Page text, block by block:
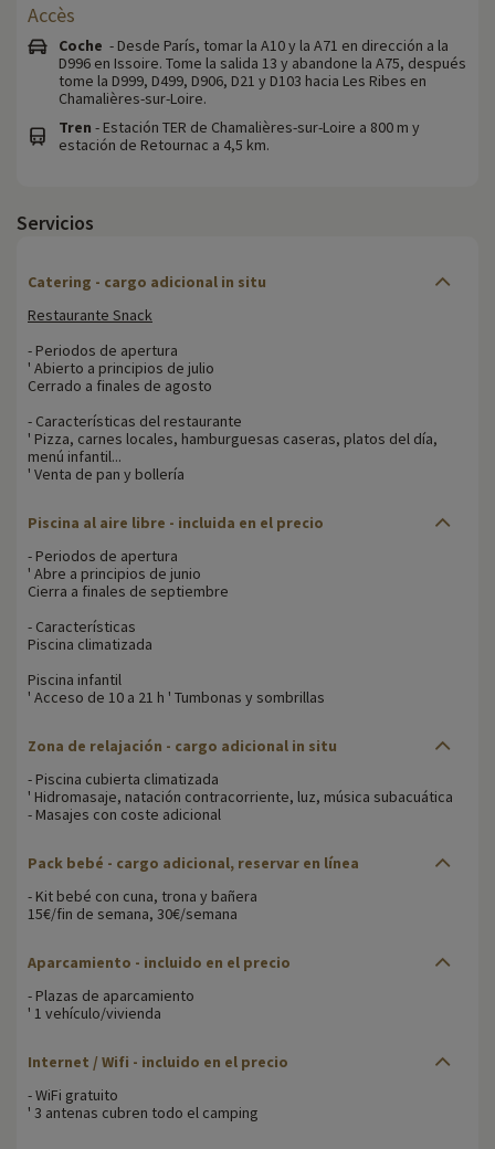
Accès
Coche - Desde París, tomar la A10 y la A71 en dirección a la
D996 en Issoire. Tome la salida 13 y abandone la A75, después
tome la D999, D499, D906, D21 y D103 hacia Les Ribes en
Chamalières-sur-Loire.
Tren - Estación TER de Chamalières-sur-Loire a 800 m y
estación de Retournac a 4,5 km.
Servicios
Catering - cargo adicional in situ
Restaurante Snack
- Periodos de apertura
' Abierto a principios de julio
Cerrado a finales de agosto
- Características del restaurante
' Pizza, carnes locales, hamburguesas caseras, platos del día,
menú infantil...
' Venta de pan y bollería
Piscina al aire libre - incluida en el precio
- Periodos de apertura
' Abre a principios de junio
Cierra a finales de septiembre
- Características
Piscina climatizada
Piscina infantil
' Acceso de 10 a 21 h ' Tumbonas y sombrillas
Zona de relajación - cargo adicional in situ
- Piscina cubierta climatizada
' Hidromasaje, natación contracorriente, luz, música subacuática
- Masajes con coste adicional
Pack bebé - cargo adicional, reservar en línea
- Kit bebé con cuna, trona y bañera
15€/fin de semana, 30€/semana
Aparcamiento - incluido en el precio
- Plazas de aparcamiento
' 1 vehículo/vivienda
Internet / Wifi - incluido en el precio
- WiFi gratuito
' 3 antenas cubren todo el camping